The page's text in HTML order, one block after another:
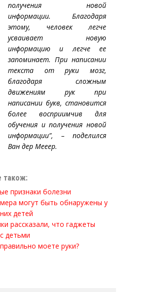
получения новой
информации. Благодаря
этому, человек легче
усваивает новую
информацию и легче ее
запоминает. При написании
текста от руки мозг,
благодаря сложным
движениям рук при
написании букв, становится
более восприимчив для
обучения и получения новой
информации”, – поделился
Ван дер Мееер.
також:
признаки болезни
могут быть обнаружены у
детей
рассказали, что гаджеты
детьми
моете руки?